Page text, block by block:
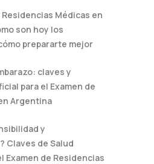
Residencias Médicas en
son hoy los
prepararte mejor
claves y
para el Examen de
Argentina
y
Claves de Salud
Examen de Residencias